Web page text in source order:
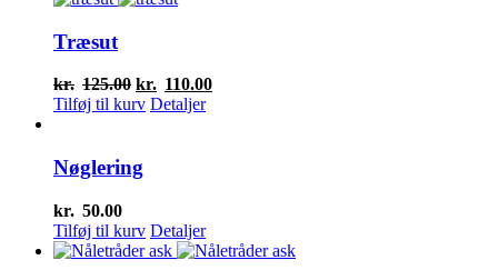
Træsut
kr. 125.00 Den
oprindelige
kr.125.00.
kr. 110.00Den
Tilføj til kurv Detaljer
Nøglering
kr. 50.00
Tilføj til kurv Detaljer